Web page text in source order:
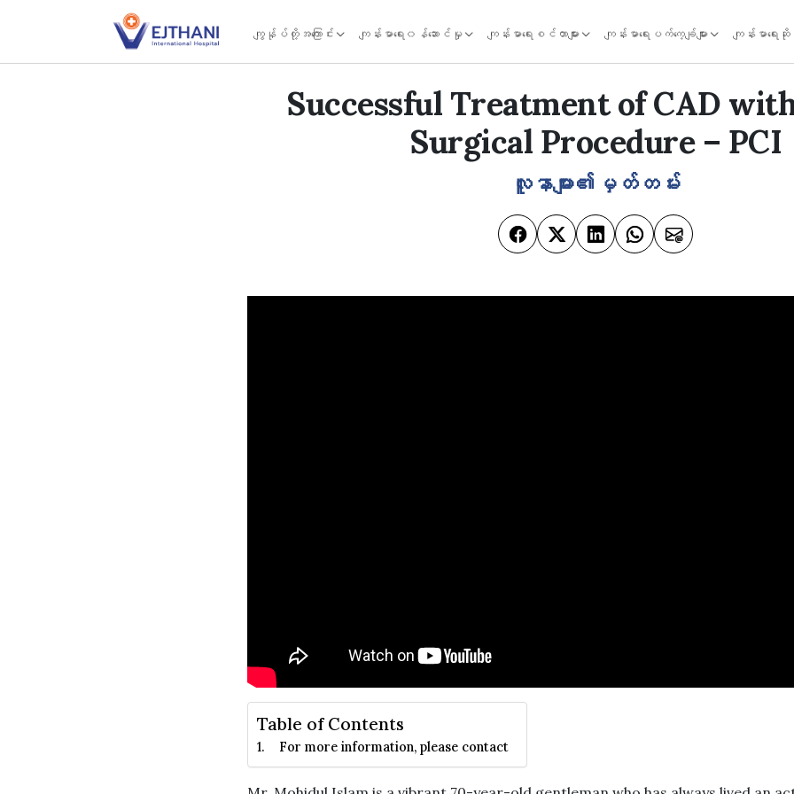
ကျွန်ုပ်တို့အကြောင်း ကျန်းမာရေး၀န်ဆောင်မှု ကျန်းမာရေးစင်တာများ ကျန်းမာရေးပက်ကေ့ချ်များ ကျန်းမာရေ
Successful Treatment of CAD
Surgical Procedure – PCI
လူနာများ၏မှတ်တမ်း
Table of Contents
For more information, please contact